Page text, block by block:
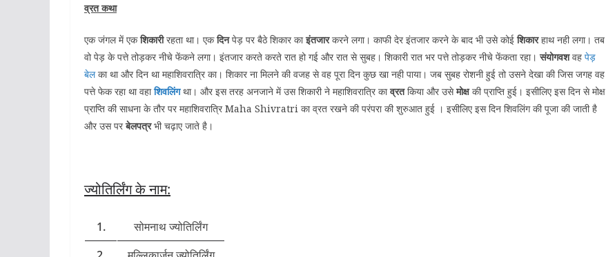
व्रत कथा
एक जंगल में एकशिकारीरहता था। एकदिनपेड़ पर बैठे शिकार काइंतजारकरने लगा। काफी देर इंतजार करने के बाद भी उसे कोईशिकारहाथ नही लगा। तब
वो पेड़ के पत्ते तोड़कर नीचे फेंकने लगा। इंतजार करते करते रात हो गई और रात से सुबह। शिकारी रात भर पत्ते तोड़कर नीचे फेंकता रहा।संयोगवशवह पेड़
बेलका था और दिन था महाशिवरात्रि का। शिकार ना मिलने की वजह से वह पूरा दिन कुछ खा नही पाया। जब सुबह रोशनी हुई तो उसने देखा की जिस जगह वह
पत्ते फेक रहा था वहाशिवलिंगथा। और इस तरह अनजाने में उस शिकारी ने महाशिवरात्रि काव्रतकिया और उसेमोक्षकी प्राप्ति हुई। इसीलिए इस दिन से मोक्ष
प्राप्ति की साधना के तौर पर महाशिवरात्रि Maha Shivratri का व्रत रखने की परंपरा की शुरुआत हुई । इसीलिए इस दिन शिवलिंग की पूजा की जाती है
और उस परबेलपत्रभी चढ़ाए जाते है।
ज्योतिर्लिंग के नाम:
1.
सोमनाथ ज्योतिर्लिंग